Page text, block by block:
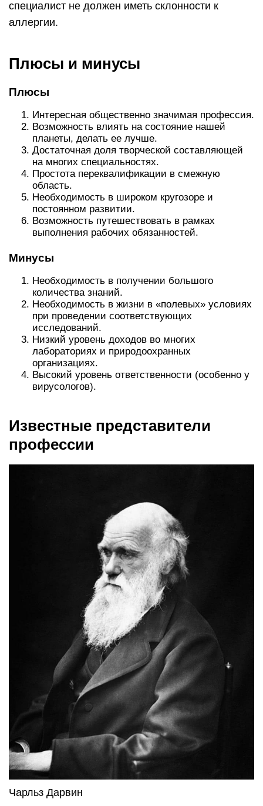
специалист не должен иметь склонности к
аллергии.
Плюсы и минусы
Плюсы
Интересная общественно значимая профессия.
Возможность влиять на состояние нашей
планеты, делать ее лучше.
Достаточная доля творческой составляющей
на многих специальностях.
Простота переквалификации в смежную
область.
Необходимость в широком кругозоре и
постоянном развитии.
Возможность путешествовать в рамках
выполнения рабочих обязанностей.
Минусы
Необходимость в получении большого
количества знаний.
Необходимость в жизни в «полевых» условиях
при проведении соответствующих
исследований.
Низкий уровень доходов во многих
лабораториях и природоохранных
организациях.
Высокий уровень ответственности (особенно у
вирусологов).
Известные представители
профессии
Чарльз Дарвин